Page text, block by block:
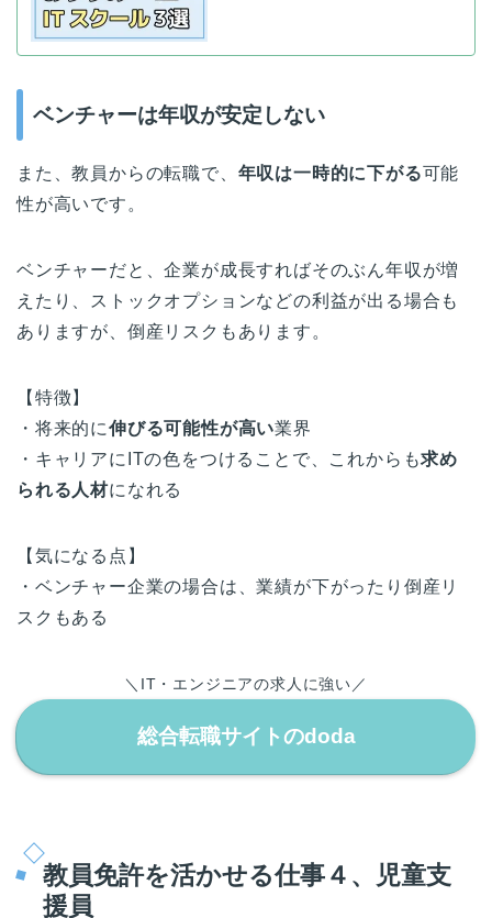
ベンチャーは年収が安定しない
また、教員からの転職で、 年収は一時的に下がる可能
性が高いです。
ベンチャーだと、企業が成長すればそのぶん年収が増
えたり、ストックオプションなどの利益が出る場合も
ありますが、倒産リスクもあります。
【特徴】
・将来的に伸びる可能性が高い業界
・キャリアにITの色をつけることで、これからも求め
られる人材になれる
【気になる点】
・ベンチャー企業の場合は、業績が下がったり倒産リ
スクもある
＼IT・エンジニアの求人に強い／
総合転職サイトのdoda
教員免許を活かせる仕事４、児童支
援員